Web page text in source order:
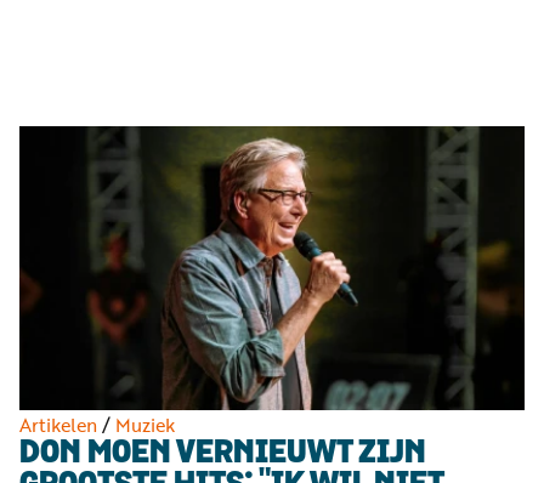
Artikelen/ Muziek
DON MOEN VERNIEUWT ZIJN
Podcasts
Artikelen
Kanalen
missie
Info